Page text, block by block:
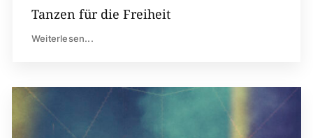
Tanzen für die Freiheit
Weiterlesen...